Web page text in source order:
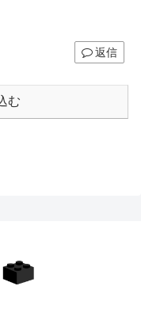
返信
む